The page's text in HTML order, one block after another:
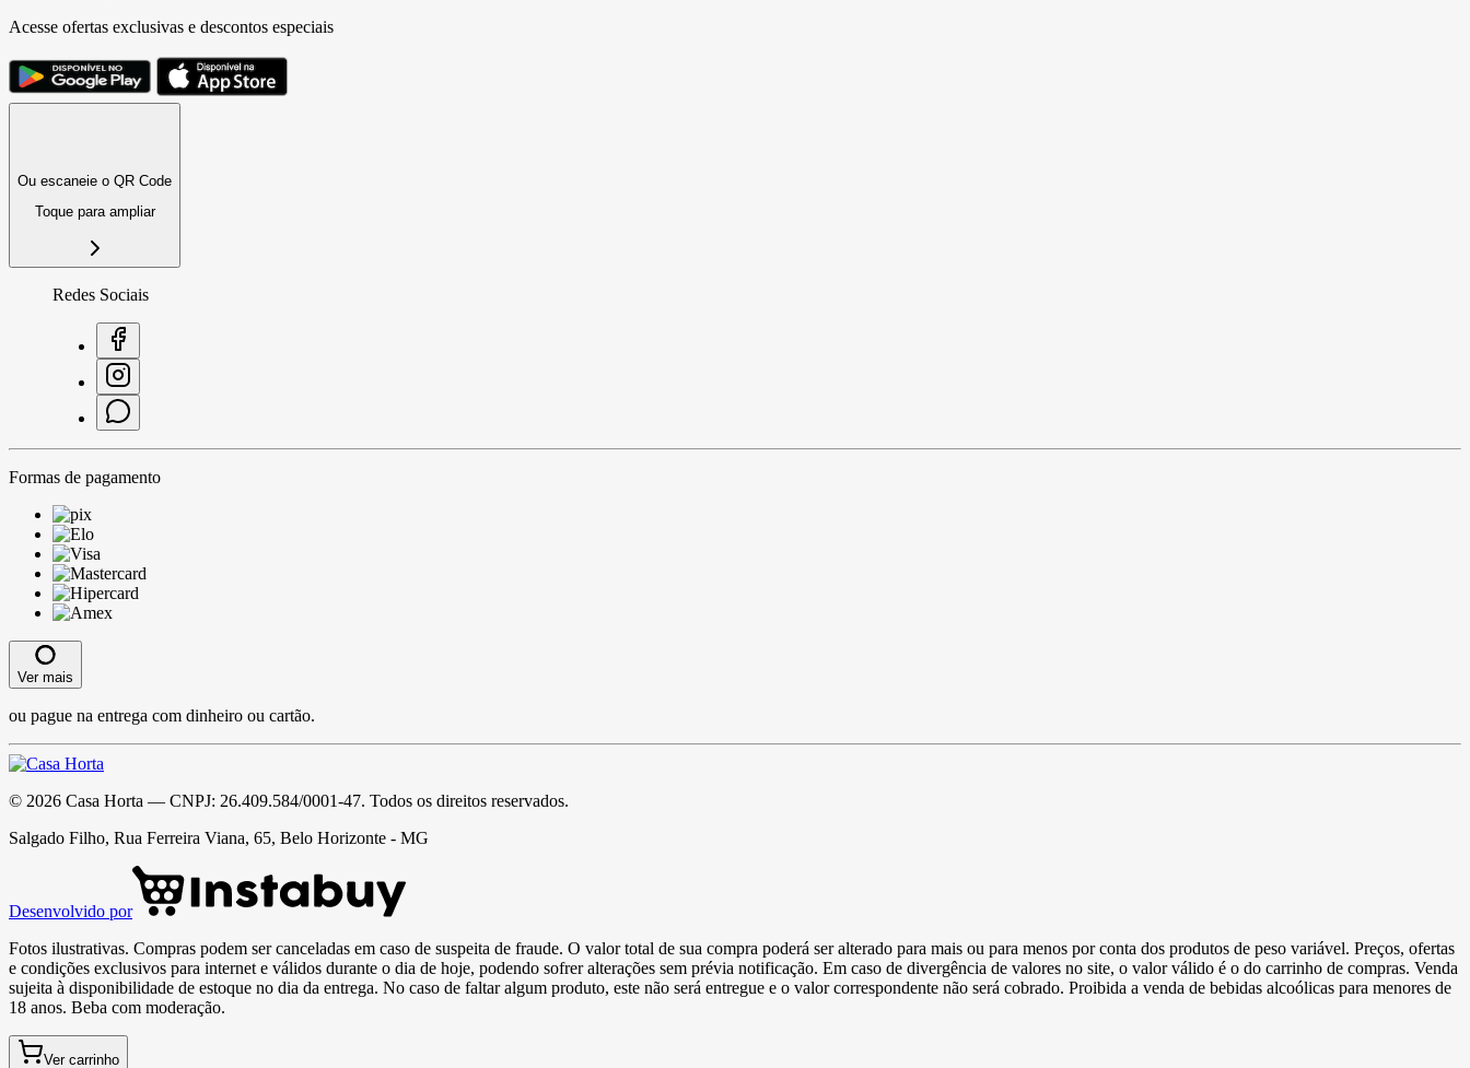
Acesse ofertas exclusivas e descontos especiais
Ou escaneie o QR Code
Toque para ampliar
Redes Sociais
Formas de pagamento
Ver mais
ou pague na entrega com dinheiro ou cartão.
© 2026 Casa Horta — CNPJ: 26.409.584/0001-47. Todos os direitos reservados.
Salgado Filho, Rua Ferreira Viana, 65, Belo Horizonte - MG
Desenvolvido por
Fotos ilustrativas. Compras podem ser canceladas em caso de suspeita de fraude. O valor total de sua compra poderá ser alterado para mais ou para menos por conta dos produtos de peso variável. Preços, ofertas
e condições exclusivos para internet e válidos durante o dia de hoje, podendo sofrer alterações sem prévia notificação. Em caso de divergência de valores no site, o valor válido é o do carrinho de compras. Venda
sujeita à disponibilidade de estoque no dia da entrega. No caso de faltar algum produto, este não será entregue e o valor correspondente não será cobrado. Proibida a venda de bebidas alcoólicas para menores de
18 anos. Beba com moderação.
Ver carrinho